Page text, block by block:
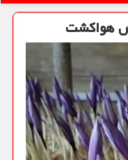
هواكشت